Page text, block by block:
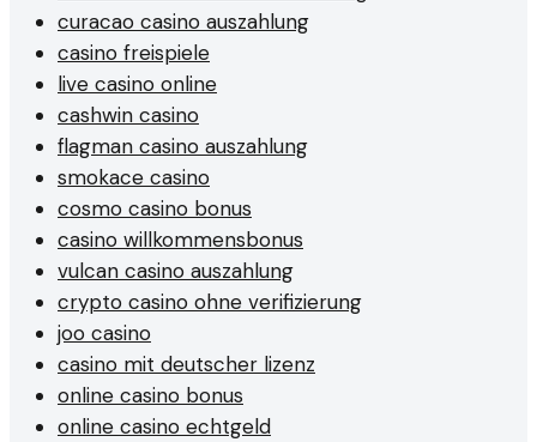
curacao casino auszahlung
casino freispiele
live casino online
cashwin casino
flagman casino auszahlung
smokace casino
cosmo casino bonus
casino willkommensbonus
vulcan casino auszahlung
crypto casino ohne verifizierung
joo casino
casino mit deutscher lizenz
online casino bonus
online casino echtgeld